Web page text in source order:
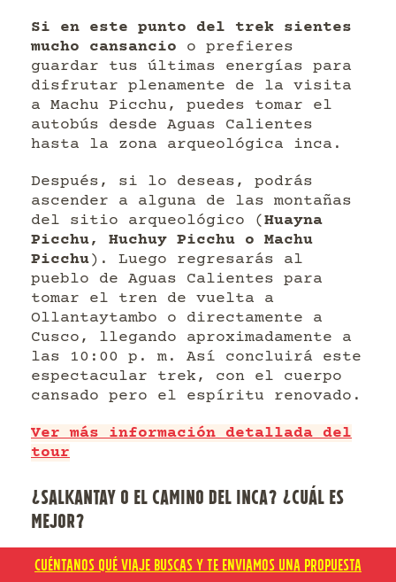
Si en este punto del trek sientes
mucho cansancio o prefieres
guardar tus últimas energías para
disfrutar plenamente de la visita
a Machu Picchu, puedes tomar el
autobús desde Aguas Calientes
hasta la zona arqueológica inca.
Después, si lo deseas, podrás
ascender a alguna de las montañas
del sitio arqueológico (Huayna
Picchu, Huchuy Picchu o Machu
Picchu). Luego regresarás al
pueblo de Aguas Calientes para
tomar el tren de vuelta a
Ollantaytambo o directamente a
Cusco, llegando aproximadamente a
las 10:00 p. m. Así concluirá este
espectacular trek, con el cuerpo
cansado pero el espíritu renovado.
Ver más información detallada del
tour
¿SALKANTAY O EL CAMINO DEL INCA? ¿CUÁL ES
MEJOR?
CUÉNTANOS QUÉ VIAJE BUSCAS Y TE ENVIAMOS UNA PROPUESTA